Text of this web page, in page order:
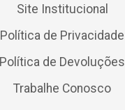
Site Institucional
Política de Privacidade
Política de Devoluções
Trabalhe Conosco